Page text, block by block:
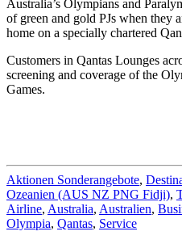
Australia’s Olympians and
of green and gold PJs when they
home on a specially chartered
Customers in Qantas Lounges
screening and coverage of the
Games.
Aktionen Sonderangebote,
Ozeanien (AUS NZ PNG Fidji),
Airline, Australia, Australien,
Olympia, Qantas, Service